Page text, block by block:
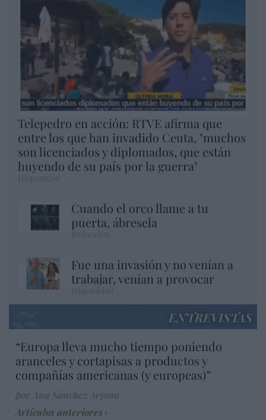
Telepedro en acción: RTVE afirma que
entre los que han invadido Ceuta, "muchos
son licenciados y diplomados, que están
huyendo de su país por la guerra"
Cuando el orco llame a tu
puerta, ábresela
Fue una invasión y no venían a
trabajar, venían a provocar
ENTREVISTAS
“Europa lleva mucho tiempo poniendo
aranceles y cortapisas a productos y
compañías americanas (y europeas)”
Artículos anteriores